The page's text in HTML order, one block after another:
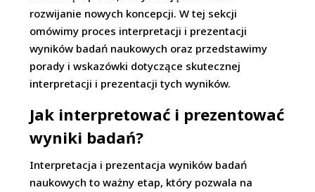
rozwijanie nowych koncepcji. W tej sekcji
omówimy proces interpretacji i prezentacji
wyników badań naukowych oraz przedstawimy
porady i wskazówki dotyczące skutecznej
interpretacji i prezentacji tych wyników.
Jak interpretować i prezentować
wyniki badań?
Interpretacja i prezentacja wyników badań
naukowych to ważny etap, który pozwala na